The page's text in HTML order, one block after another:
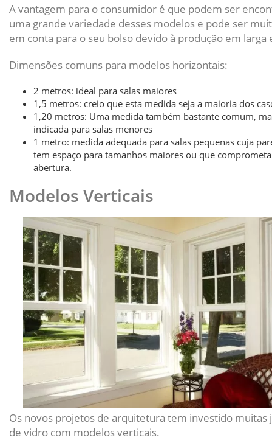
A vantagem para o consumidor é que podem ser
uma grande variedade desses modelos e pode ser
em conta para o seu bolso devido à produção em larga
Dimensões comuns para modelos horizontais:
2 metros: ideal para salas maiores
1,5 metros: creio que esta medida seja a maioria dos
1,20 metros: Uma medida também bastante comum,
indicada para salas menores
1 metro: medida adequada para salas pequenas cuja
tem espaço para tamanhos maiores ou que
abertura.
Modelos Verticais
Os novos projetos de arquitetura tem investido muitas
de vidro com modelos verticais.